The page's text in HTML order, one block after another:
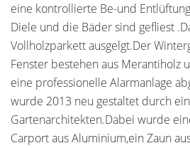
eine kontrollierte Be-und
Diele und die Bäder sind gefliest
Vollholzparkett ausgelgt.Der
Fenster bestehen aus Merantiholz
eine professionelle Alarmanlage
wurde 2013 neu gestaltet durch
Gartenarchitekten.Dabei wurde
Carport aus Aluminium,ein Zaun